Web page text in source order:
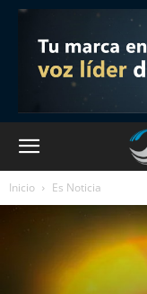
Inicio Es Noticia